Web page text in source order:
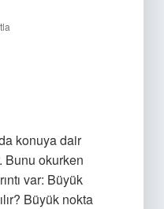
konuya dair
Bunu okurken
var: Büyük
Büyük nokta